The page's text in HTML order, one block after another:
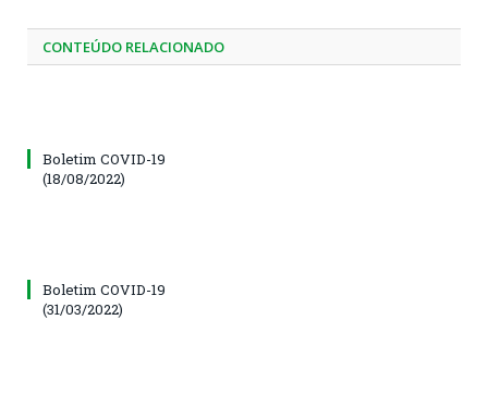
CONTEÚDO RELACIONADO
Boletim COVID-19
(18/08/2022)
Boletim COVID-19
(31/03/2022)